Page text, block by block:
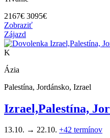
2167€ 3095€
Zobraziť
Zájazd
K
Ázia
Palestína, Jordánsko, Izrael
Izrael,Palestína,
13.10. → 22.10. +42 termínov